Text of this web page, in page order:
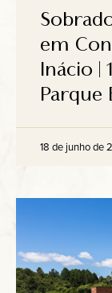
Anuncie
Contato
em
Inácio |
Parque
18 de junho de